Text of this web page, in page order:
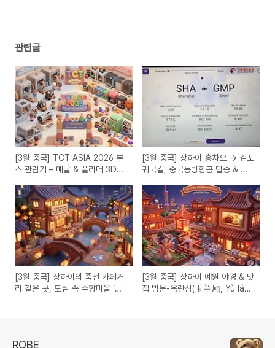
관련글
[3월 중국] TCT ASIA 2026 부
스 관람기 – 메탈 & 폴리머 3D프
[3월 중국] 상하이 홍차오 → 김포
귀국길, 중국동방항공 탑승 & 기
[3월 중국] 상하이의 죽전 카페거
리 같은 곳, 도심 속 수향마을 ‘판
[3월 중국] 상하이 예원 야경 & 맛
집 방문-옥란상(玉兰厢, Yù lán
ROBE